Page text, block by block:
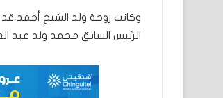
وكانت زوجة ولد الشيخ
الرئيس السابق محمد ولد عبد